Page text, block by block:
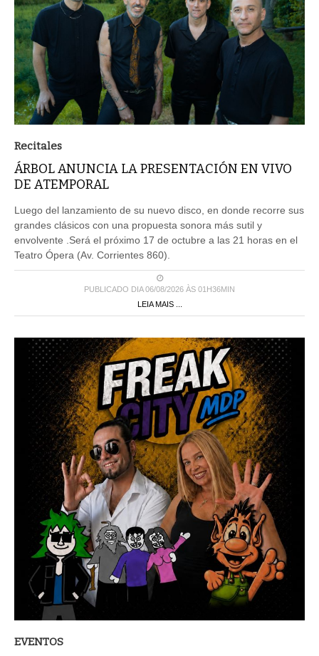
Recitales
ÁRBOL ANUNCIA LA PRESENTACIÓN EN VIVO
DE ATEMPORAL
Luego del lanzamiento de su nuevo disco, en donde recorre sus
grandes clásicos con una propuesta sonora más sutil y
envolvente .Será el próximo 17 de octubre a las 21 horas en el
Teatro Ópera (Av. Corrientes 860).
PUBLICADO DIA 06/08/2026 ÀS 01H36MIN
LEIA MAIS ...
EVENTOS